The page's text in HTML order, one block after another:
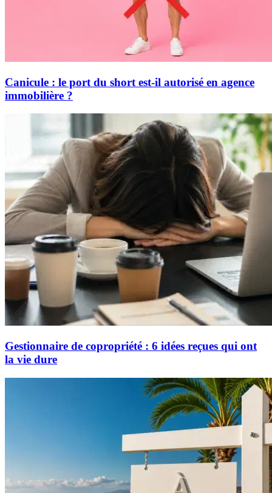
Canicule : le port du short est-il autorisé en agence
immobilière ?
Gestionnaire de copropriété : 6 idées reçues qui ont
la vie dure